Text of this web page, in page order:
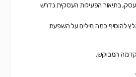
בתיאור הפעילות העסקית נדרש
להוסיף כמה מילים על השפעת